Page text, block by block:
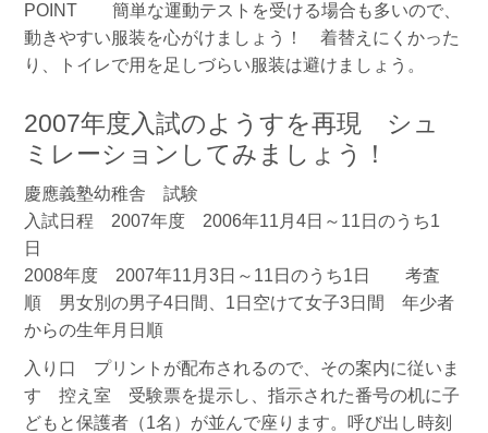
POINT 簡単な運動テストを受ける場合も多いので、
動きやすい服装を心がけましょう！ 着替えにくかった
り、トイレで用を足しづらい服装は避けましょう。
2007年度入試のようすを再現 シュ
ミレーションしてみましょう！
慶應義塾幼稚舎 試験
入試日程 2007年度 2006年11月4日～11日のうち1
日
2008年度 2007年11月3日～11日のうち1日 考査
順 男女別の男子4日間、1日空けて女子3日間 年少者
からの生年月日順
入り口 プリントが配布されるので、その案内に従いま
す 控え室 受験票を提示し、指示された番号の机に子
どもと保護者（1名）が並んで座ります。呼び出し時刻